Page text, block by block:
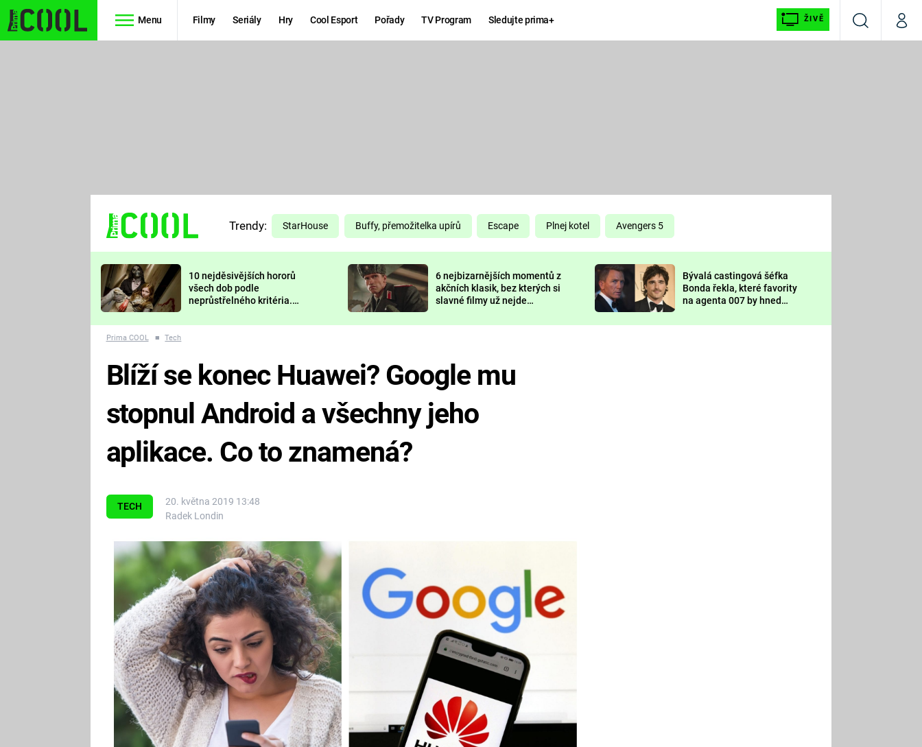
Menu Filmy Seriály Hry Cool Esport Pořady TV Program Sledujte prima+ ŽIVĚ
VyhledáváníMůj
TŘESKU
FUTURAMA
PREDÁTOR
DELIVERANCE
KOMEDIE
CHUCK
NORRIS
DEADPOOL
Prima LAJK
Sledujte nás
Trendy: StarHouse Buffy, přemožitelka upírů Escape Plnej kotel Avengers 5
10 nejděsivějších hororů
všech dob podle
neprůstřelného kritéria.
nejvíc zvednou tep?
6 nejbizarnějších momentů z
akčních klasik, bez kterých si
slavné filmy už nejde
Bývalá castingová šéfka
Bonda řekla, které favority
na agenta 007 by hned
Prima COOL ■ Tech
TECH
20. května 2019 13:48
Radek Londin
Blíží se konec Huawei? Google mu
stopnul Android a všechny jeho
aplikace. Co to znamená?